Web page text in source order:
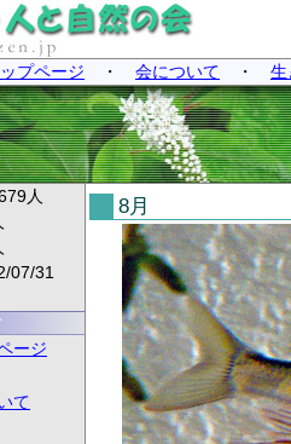
ップページ ・ 会について ・ 生
8月
人
07/31
ージ
て